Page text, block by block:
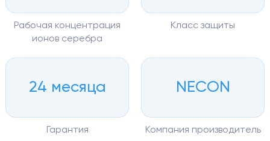
Рабочая концентрация
ионов серебра
Класс защиты
24 месяца
Гарантия
NECON
Компания производитель